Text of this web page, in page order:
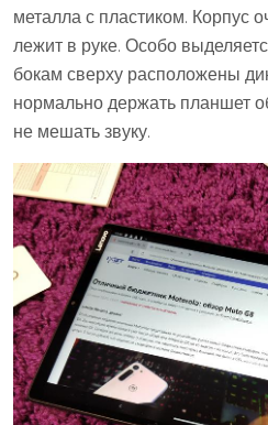
металла с пластиком. Корпус
лежит в руке. Особо
бокам сверху расположены
нормально держать планшет
не мешать звуку.